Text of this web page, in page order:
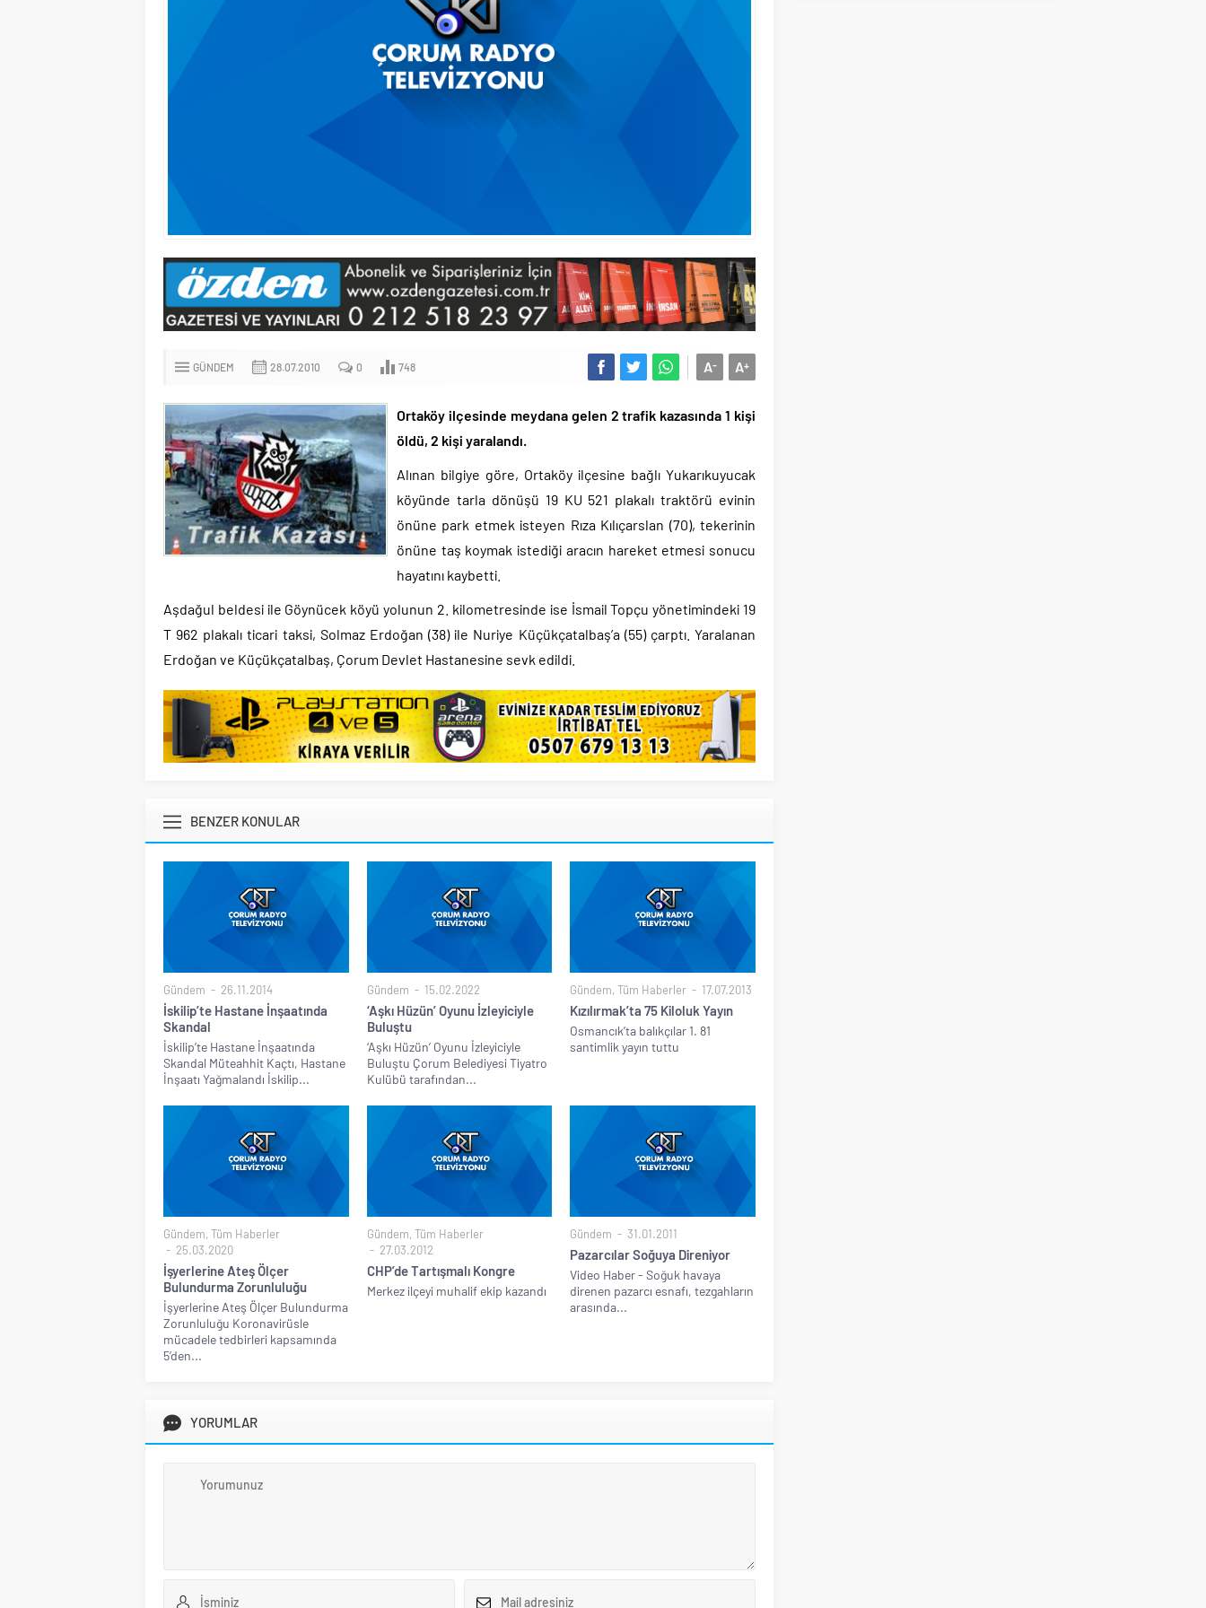
GÜNDEM 28.07.2010 0 748 A+
A-
Ortaköy ilçesinde meydana gelen 2 trafik kazasında 1 kişi
öldü, 2 kişi yaralandı.
Alınan bilgiye göre, Ortaköy ilçesine bağlı Yukarıkuyucak
köyünde tarla dönüşü 19 KU 521 plakalı traktörü evinin
önüne park etmek isteyen Rıza Kılıçarslan (70), tekerinin
önüne taş koymak istediği aracın hareket etmesi sonucu
hayatını kaybetti.
Aşdağul beldesi ile Göynücek köyü yolunun 2. kilometresinde ise İsmail Topçu yönetimindeki 19
T 962 plakalı ticari taksi, Solmaz Erdoğan (38) ile Nuriye Küçükçatalbaş’a (55) çarptı. Yaralanan
Erdoğan ve Küçükçatalbaş, Çorum Devlet Hastanesine sevk edildi.
BENZER KONULAR
Gündem 26.11.2014
İskilip’te Hastane İnşaatında
Skandal
İskilip’te Hastane İnşaatında
Skandal Müteahhit Kaçtı, Hastane
İnşaatı Yağmalandı İskilip...
Gündem 15.02.2022
‘Aşkı Hüzün’ Oyunu İzleyiciyle
Buluştu
‘Aşkı Hüzün’ Oyunu İzleyiciyle
Buluştu Çorum Belediyesi Tiyatro
Kulübü tarafından...
Gündem,Tüm Haberler 17.07.2013
Kızılırmak’ta 75 Kiloluk Yayın
Osmancık’ta balıkçılar 1. 81
santimlik yayın tuttu
Gündem, Tüm Haberler
25.03.2020
İşyerlerine Ateş Ölçer
Bulundurma Zorunluluğu
İşyerlerine Ateş Ölçer Bulundurma
Zorunluluğu Koronavirüsle
mücadele tedbirleri kapsamında
5’den...
Gündem, Tüm Haberler
27.03.2012
CHP’de Tartışmalı Kongre
Merkez ilçeyi muhalif ekip kazandı
Gündem 31.01.2011
Pazarcılar Soğuya Direniyor
Video Haber - Soğuk havaya
direnen pazarcı esnafı, tezgahların
arasında...
YORUMLAR